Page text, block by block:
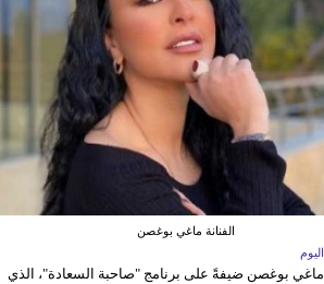
الفنانة ماغي بوغصن
ماغي بوغصن ضيفةً على برنامج "صاحبة السعادة"، الذي